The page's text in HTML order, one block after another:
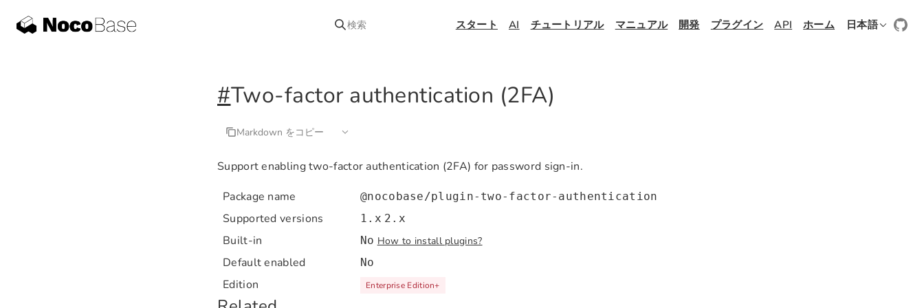
検索 スタート AI チュートリアル マニュアル 開発 プラグイン API ホーム 日本語
#Two-factor authentication (2FA)
Markdown をコピー
Support enabling two-factor authentication (2FA) for password sign-in.
Package name
@nocobase/plugin-two-factor-authentication
Supported versions 1.x 2.x
Built-in No How to install plugins?
Default enabled No
Edition Enterprise Edition+